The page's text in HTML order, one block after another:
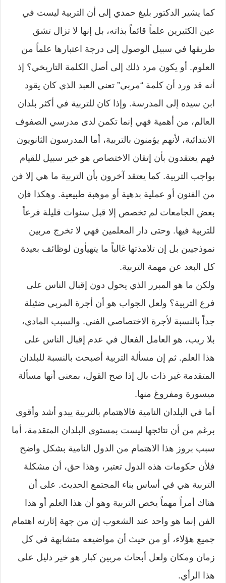
كما يشير الدكتور بليغ حمدي إلى أن التربية ليست في
عين الكثيرين علماً قائماً بذاته، بل إنها لا تزال تشق
طريقها في سبيل الوصول إلى درجة اعتبارها علماً من
العلوم. أو يكون مرد ذلك إلى أصل الكلمة التاريخي؟ إذ
أنه قد ورد أن كلمة “مربي” تعني العبد الذي كان يقود
ابن سيده إلى المدرسة. وإذا كان للتربية في أكثر بلدان
العالم، من أهمية فهي إنما تكمن لدى مدرسي الصفوف
الابتدائية، لأنهم يؤمنون بالتربية، أما المدرسون الثانويون
فهم يعتقدون بأن إتقان الاختصاص هو خير سبيل للقيام
بواجب التربية. كما يعتقد آخرون بأن التربية ما هي إلا فن
من الفنون أو عملية بدهية أو موهبة طبيعية. وهكذا فإن
بعض الجامعات لم تخصص إلا قبل سنوات قليلة فرعاً
للتربية فيها. وحتى دار المعلمين فهي لا تخرج مربين
نموذجيين بل إن تلامذتها غالباً ما يتهيأون لوظائف بعيدة
كل البعد عن مهمة التربية.
ولكن ما هو المبرر الذي يحول دون إقبال الناس على
فرع التربية؟ ولعل الجواب هو أن أجرة المربي ضئيلة
جداً بالنسبة لأجرة الاختصاصي الفني. والسبب المادي،
بلا ريب، هو العامل الفعال في عدم إقبال الناس على
هذا العلم. ثم إن مسألة التربية أصبحت بالنسبة للبلدان
المتقدمة غير ذات بال إذا صح القول، بمعنى أنها مسألة
ميسورة ومفروغ منها.
أما في البلدان النامية فالاهتمام بالتربية يبدو أشد وأقوى
برغم من أن نتائجها ليست بمستوى البلدان المتقدمة، أما
سبب بروز هذا الاهتمام من الدول النامية بشكل واضح
فلأن حكومات هذه الدول تعتبر، وهذا حق، أن مشكلة
التربية هي في أساس بناء المجتمع الحديث. على أن
هناك أمراً مهماً يخص التربية وهو أن هذا العلم أو هذا
الفن إنما هو واحد عند الشعوب إن من جهة إثارته اهتمام
جميع هؤلاء، أو من حيث أن مواضيعه متشابهة في كل
زمان ومكان ولعل أبحاث مربين كبار هو خير دليل على
هذا الرأي.